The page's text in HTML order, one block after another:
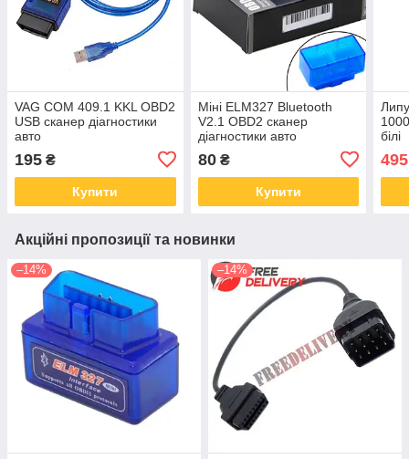
VAG COM 409.1 KKL OBD2
USB сканер діагностики
авто
195 ₴
Купити
Міні ELM327 Bluetooth
V2.1 OBD2 сканер
діагностики авто
80₴
Купити
білі
495
Акційні пропозиції та новинки
–14% –14%